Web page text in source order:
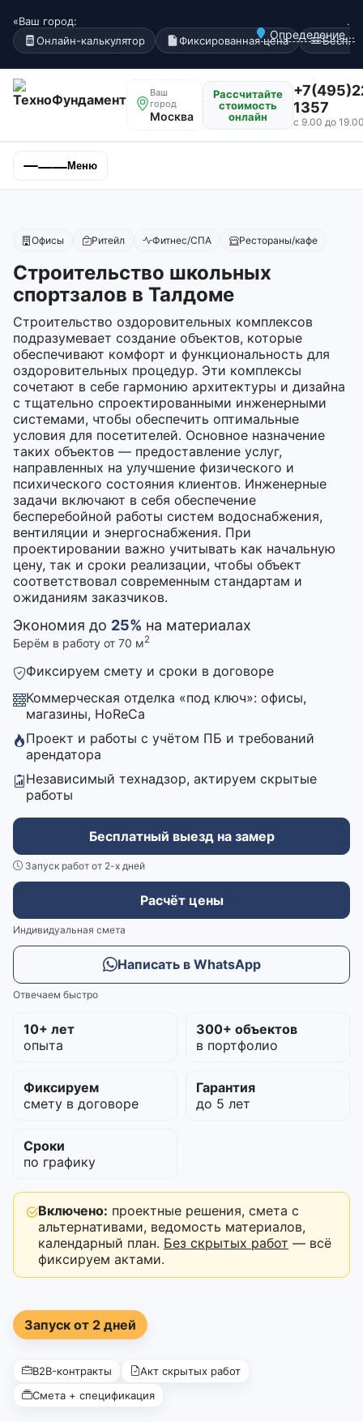
«Ваш город:
Определение...
.
Онлайн-калькулятор
Фиксированная цена
Ваш
город
Москва
Рассчитайте
стоимость
онлайн
1357
с 9.00 до
Меню
Офисы Ритейл Фитнес/СПА Рестораны/кафе
Строительство школьных
спортзалов в Талдоме
Строительство оздоровительных комплексов
подразумевает создание объектов, которые
обеспечивают комфорт и функциональность для
оздоровительных процедур. Эти комплексы
сочетают в себе гармонию архитектуры и дизайна
с тщательно спроектированными инженерными
системами, чтобы обеспечить оптимальные
условия для посетителей. Основное назначение
таких объектов — предоставление услуг,
направленных на улучшение физического и
психического состояния клиентов. Инженерные
задачи включают в себя обеспечение
бесперебойной работы систем водоснабжения,
вентиляции и энергоснабжения. При
проектировании важно учитывать как начальную
цену, так и сроки реализации, чтобы объект
соответствовал современным стандартам и
ожиданиям заказчиков.
Экономия до 25% на материалах
Берём в работу от 70 м2
Фиксируем смету и сроки в договоре
Коммерческая отделка «под ключ»: офисы,
магазины, HoReCa
Проект и работы с учётом ПБ и требований
арендатора
Независимый технадзор, актируем скрытые
работы
Бесплатный выезд на замер
Запуск работ от 2-х дней
Расчёт цены
Индивидуальная смета
Написать в WhatsApp
Отвечаем быстро
10+ лет
опыта
300+ объектов
в портфолио
Фиксируем
смету в договоре
Гарантия
до 5 лет
Сроки
по графику
Включено: проектные решения, смета с
альтернативами, ведомость материалов,
календарный план. Без скрытых работ — всё
фиксируем актами.
Запуск от 2 дней
B2B-контракты
Акт скрытых работ
Смета + спецификация